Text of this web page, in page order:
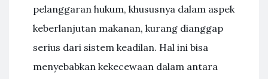
pelanggaran hukum, khususnya dalam aspek
keberlanjutan makanan, kurang dianggap
serius dari sistem keadilan. Hal ini bisa
menyebabkan kekecewaan dalam antara